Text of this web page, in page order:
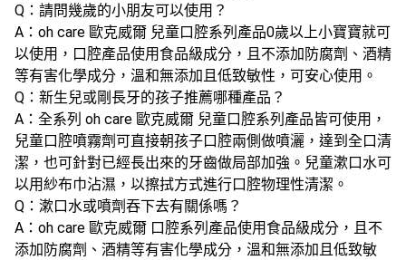
Q：請問幾歲的小朋友可以使用？
A：oh care 歐克威爾 兒童口腔系列產品0歲以上小寶寶就可
以使用，口腔產品使用食品級成分，且不添加防腐劑、酒精
等有害化學成分，溫和無添加且低致敏性，可安心使用。
Q：新生兒或剛長牙的孩子推薦哪種產品？
A：全系列 oh care 歐克威爾 兒童口腔系列產品皆可使用，
兒童口腔噴霧劑可直接朝孩子口腔兩側做噴灑，達到全口清
潔，也可針對已經長出來的牙齒做局部加強。兒童漱口水可
以用紗布巾沾濕，以擦拭方式進行口腔物理性清潔。
Q：漱口水或噴劑吞下去有關係嗎？
A：oh care 歐克威爾 口腔系列產品使用食品級成分，且不
添加防腐劑、酒精等有害化學成分，溫和無添加且低致敏